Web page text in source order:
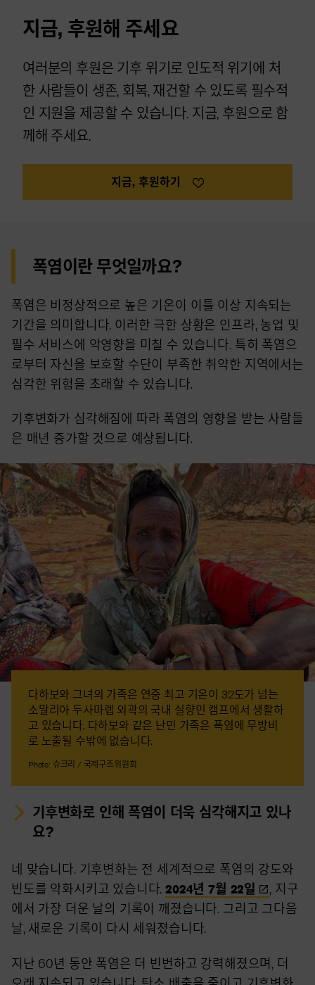
지금, 후원해 주세요
여러분의 후원은 기후 위기로 인도적 위기에 처
한 사람들이 생존, 회복, 재건할 수 있도록 필수적
인 지원을 제공할 수 있습니다. 지금, 후원으로 함
께해 주세요.
지금, 후원하기
폭염이란 무엇일까요?
폭염은 비정상적으로 높은 기온이 이틀 이상 지속되는
기간을 의미합니다. 이러한 극한 상황은 인프라, 농업 및
필수 서비스에 악영향을 미칠 수 있습니다. 특히 폭염으
로부터 자신을 보호할 수단이 부족한 취약한 지역에서는
심각한 위험을 초래할 수 있습니다.
기후변화가 심각해짐에 따라 폭염의 영향을 받는 사람들
은 매년 증가할 것으로 예상됩니다.
다하보와 그녀의 가족은 연중 최고 기온이 32도가 넘는
소말리아 두사마렙 외곽의 국내 실향민 캠프에서 생활하
고 있습니다. 다하보와 같은 난민 가족은 폭염에 무방비
로 노출될 수밖에 없습니다.
Photo: 슈크리 / 국제구조위원회
기후변화로 인해 폭염이 더욱 심각해지고 있나
요?
네 맞습니다. 기후변화는 전 세계적으로 폭염의 강도와
빈도를 악화시키고 있습니다.2024년 7월 22일
, 지구
에서 가장 더운 날의 기록이 깨졌습니다. 그리고 그다음
날, 새로운 기록이 다시 세워졌습니다.
지난 60년 동안 폭염은 더 빈번하고 강력해졌으며, 더